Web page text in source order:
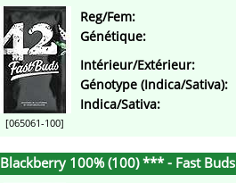
[065061-100]
Reg/Fem:
Génétique:
Intérieur/Extérieur:
Génotype (Indica/Sativa):
Indica/Sativa:
Blackberry 100% (100) *** - Fast Buds